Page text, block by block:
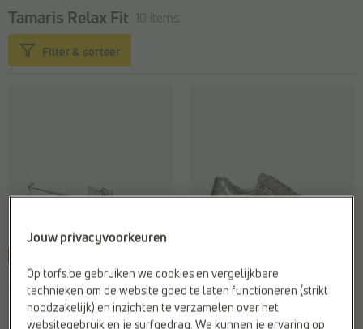
Tamaris Relax Fit 10 items
Filter & sorteer
INSTAPPERS
Tamaris
Geschikt voor steunzolen:Ja
CASUAL SNEAKERS
Tamaris
Geschikt voor steunzolen:
Jouw privacyvoorkeuren
Op torfs.be gebruiken we cookies en vergelijkbare
technieken om de website goed te laten functioneren (strikt
noodzakelijk) en inzichten te verzamelen over het
websitegebruik en je surfgedrag. We kunnen je ervaring op